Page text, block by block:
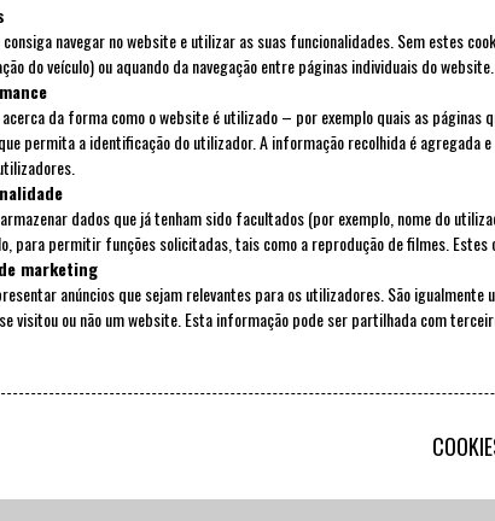
navegar no website e utilizar as suas funcionalidades. Sem estes
do veículo) ou aquando da navegação entre páginas individuais do
da forma como o website é utilizado – por exemplo quais as
permita a identificação do utilizador. A informação recolhida é agregada
dados que já tenham sido facultados (por exemplo, nome do
para permitir funções solicitadas, tais como a reprodução de filmes.
marketing
anúncios que sejam relevantes para os utilizadores. São
visitou ou não um website. Esta informação pode ser partilhada com